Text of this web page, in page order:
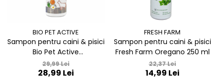
BIO PET ACTIVE
Sampon pentru caini & pisici
Bio Pet Active
Dermahexidine 250 ml
29,99 Lei
28,99 Lei
FRESH FARM
Sampon pentru caini & pisici
Fresh Farm Oregano 250 ml
22,37 Lei
14,99 Lei